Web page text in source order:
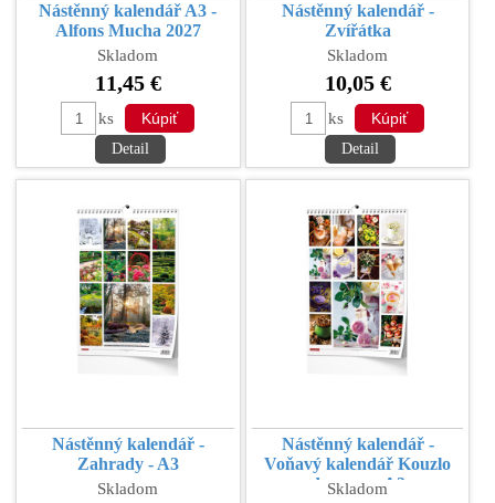
Nástěnný kalendář A3 -
Alfons Mucha 2027
Skladom
11,45 €
ks
Detail
Nástěnný kalendář -
Zvířátka
Skladom
10,05 €
ks
Detail
Nástěnný kalendář -
Zahrady - A3
Skladom
Nástěnný kalendář -
Voňavý kalendář Kouzlo
domova - A3
Skladom